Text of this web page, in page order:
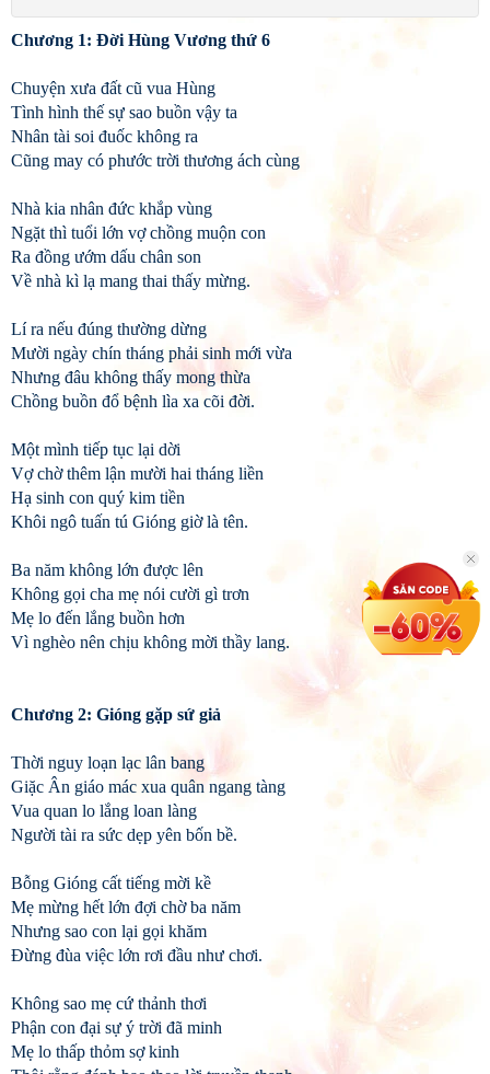
Chương 1: Đời Hùng Vương thứ 6
Chuyện xưa đất cũ vua Hùng
Tình hình thế sự sao buồn vậy ta
Nhân tài soi đuốc không ra
Cũng may có phước trời thương ách cùng
Nhà kia nhân đức khắp vùng
Ngặt thì tuổi lớn vợ chồng muộn con
Ra đồng ướm dấu chân son
Về nhà kì lạ mang thai thấy mừng.
Lí ra nếu đúng thường dừng
Mười ngày chín tháng phải sinh mới vừa
Nhưng đâu không thấy mong thừa
Chồng buồn đổ bệnh lìa xa cõi đời.
Một mình tiếp tục lại dời
Vợ chờ thêm lận mười hai tháng liền
Hạ sinh con quý kim tiền
Khôi ngô tuấn tú Gióng giờ là tên.
Ba năm không lớn được lên
Không gọi cha mẹ nói cười gì trơn
Mẹ lo đến lắng buồn hơn
Vì nghèo nên chịu không mời thầy lang.
Chương 2: Gióng gặp sứ giả
Thời nguy loạn lạc lân bang
Giặc Ân giáo mác xua quân ngang tàng
Vua quan lo lắng loan làng
Người tài ra sức dẹp yên bốn bề.
Bỗng Gióng cất tiếng mời kề
Mẹ mừng hết lớn đợi chờ ba năm
Nhưng sao con lại gọi khăm
Đừng đùa việc lớn rơi đầu như chơi.
Không sao mẹ cứ thảnh thơi
Phận con đại sự ý trời đã minh
Mẹ lo thấp thỏm sợ kinh